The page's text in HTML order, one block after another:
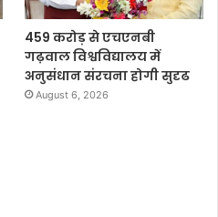
459 करोड़ से एचएनबी
गढ़वाल विश्वविद्यालय में
अनुसंधान संरचना होगी सुदृढ
August 6, 2026